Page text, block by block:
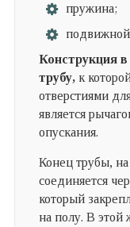
пружина;
подвижной
Конструкция в
трубу,к
отверстиями
является
опускания.
Конец трубы,
соединяется
который
на полу. В этой